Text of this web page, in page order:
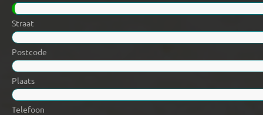
Straat
Postcode
Plaats
Telefoon